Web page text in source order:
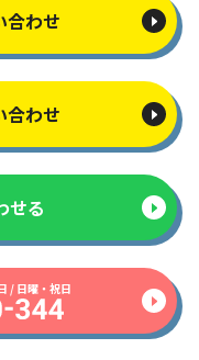
合わせ
合わせ
せる
/ 日曜・祝日